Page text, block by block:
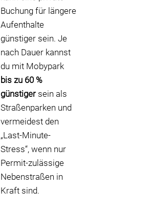
Buchung für längere
Aufenthalte
günstiger sein. Je
nach Dauer kannst
du mit Mobypark
bis zu 60 %
günstigersein als
Straßenparken und
vermeidest den
„Last-Minute-
Stress“, wenn nur
Permit-zulässige
Nebenstraßen in
Kraft sind.